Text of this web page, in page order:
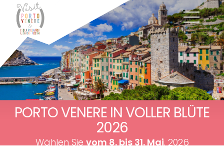
PORTO VENERE IN VOLLER BLÜTE
2026
Wählen Sievom 8. bis 31. Mai. 2026